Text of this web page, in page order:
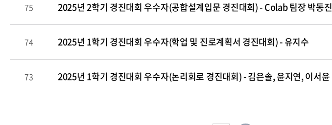
75 2025년 2학기 경진대회 우수자(공합설계입문 경진대회) - Colab 팀장 박동진
74 2025년 1학기 경진대회 우수자(학업 및 진로계획서 경진대회) - 유지수
73 2025년 1학기 경진대회 우수자(논리회로 경진대회) - 김은솔, 윤지연, 이서윤